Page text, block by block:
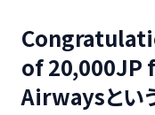
of 20,000JP
Airwaysとい